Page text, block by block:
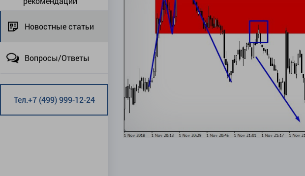
Новостные статьи
Вопросы/Ответы
Тел.+7 (499) 999-12-24